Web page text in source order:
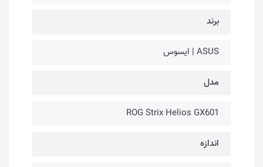
برند
ASUS | ایسوس
مدل
ROG Strix Helios GX601
اندازه